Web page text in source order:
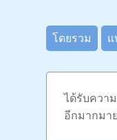
โดยรวม
ได้รับควา
อีกมากมา